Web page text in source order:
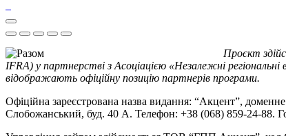
Проєкт
IFRA) у партнерстві з Асоціацією «Незалежні
відображають офіційну позицію партнерів програми.
Офіційна зареєстрована назва видання: “Акцент”,
Слобожанський, буд. 40 А. Телефон: +38 (068) 859-24-88.